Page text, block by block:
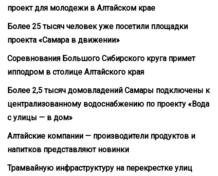
проект для молодежи в Алтайском крае
Более 25 тысяч человек уже посетили площадки
проекта «Самара в движении»
Соревнования Большого Сибирского круга примет
ипподром в столице Алтайского края
Более 2,5 тысяч домовладений Самары подключены к
централизованному водоснабжению по проекту «Вода
с улицы — в дом»
Алтайские компании — производители продуктов и
напитков представляют новинки
Трамвайную инфраструктуру на перекрестке улиц